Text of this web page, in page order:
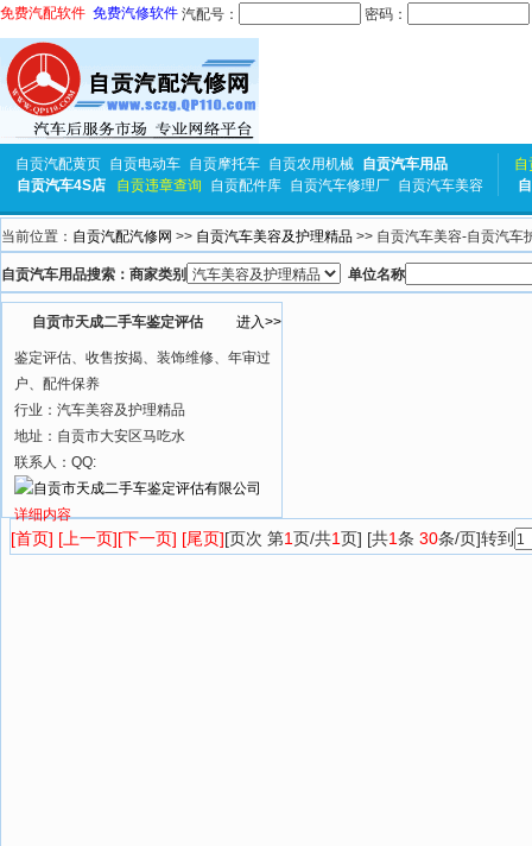
免费汽配软件 免费汽修软件 汽配号： 密码：
自贡汽配黄页 自贡电动车 自贡摩托车 自贡农用机械 自贡汽车用品
自贡汽车4S店
自贡违章查询 自贡配件库 自贡汽车修理厂 自贡汽车美容
自
当前位置： 自贡汽配汽修网 >> 自贡汽车美容及护理精品 >> 自贡汽车美容-自贡汽车
自贡汽车用品搜索：商家类别 单位名称
自贡市天成二手车鉴定评估 进入>>
鉴定评估、收售按揭、装饰维修、年审过
户、配件保养
行业：汽车美容及护理精品
地址：自贡市大安区马吃水
联系人：QQ:
详细内容
[首页] [上一页] [下一页] [尾页] [页次 第1页/共1页] [共1条 30条/页]转到